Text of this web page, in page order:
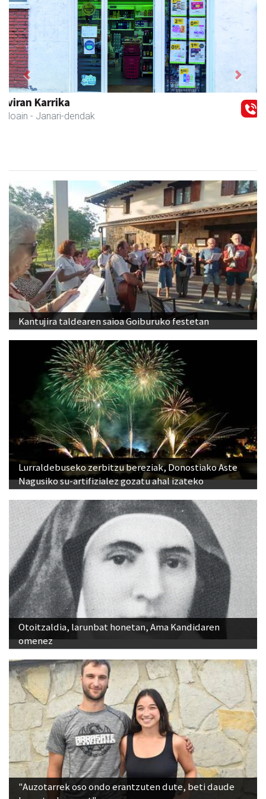
Elizondo taberna
Andoain -
Previous Next
Kantujira taldearen saioa Goiburuko festetan
Lurraldebuseko zerbitzu bereziak, Donostiako Aste
Nagusiko su-artifizialez gozatu ahal izateko
Otoitzaldia, larunbat honetan, Ama Kandidaren
omenez
"Auzotarrek oso ondo erantzuten dute, beti daude